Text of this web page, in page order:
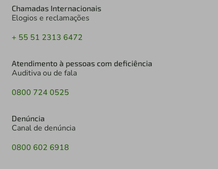
Chamadas Internacionais
Elogios e reclamações
+ 55 51 2313 6472
Atendimento à pessoas com deficiência
Auditiva ou de fala
0800 724 0525
Denúncia
Canal de denúncia
0800 602 6918